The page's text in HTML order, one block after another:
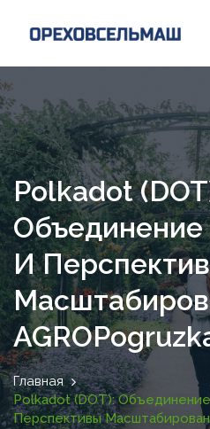
Polkadot
Объединение
И
Главная
Polkadot (DOT):
Перспективы